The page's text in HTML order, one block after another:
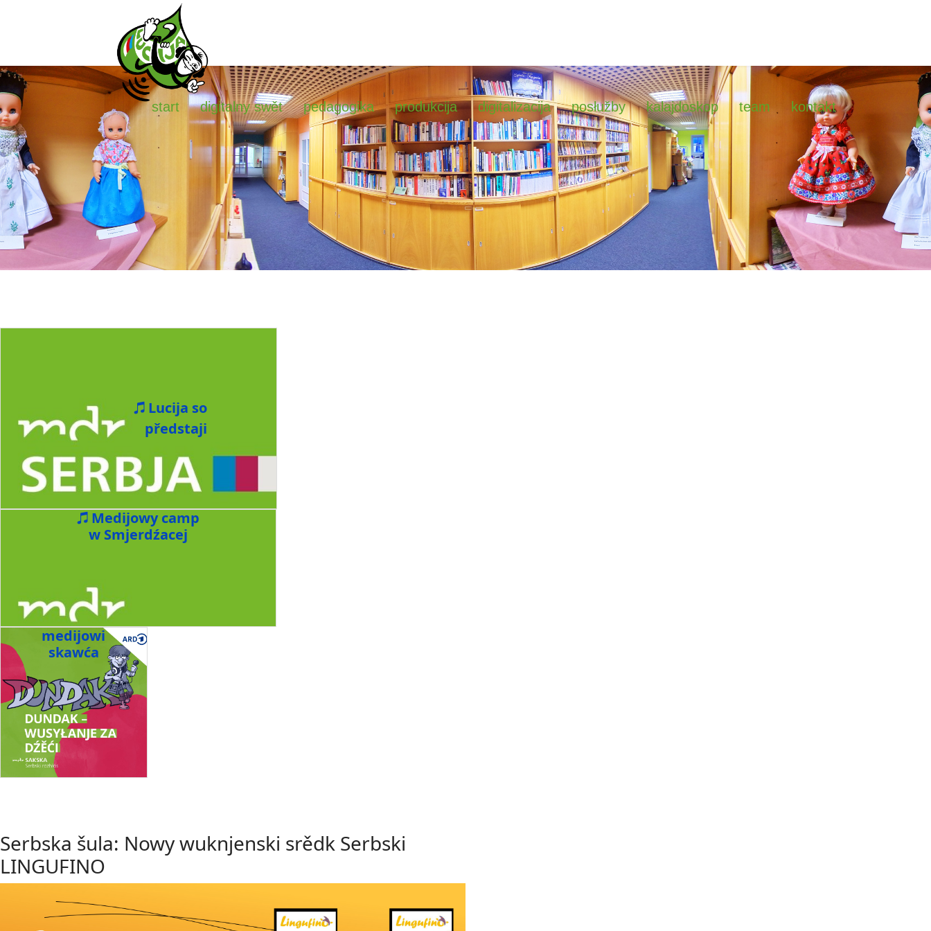
start digitalny swět pedagogika produkcija digitalizacija posłužby kalajdoskop team kontakt
Lucija so
předstaji
Medijowy camp
w Smjerdźacej
medijowi
skawća
Serbska šula: Nowy wuknjenski srědk Serbski
LINGUFINO